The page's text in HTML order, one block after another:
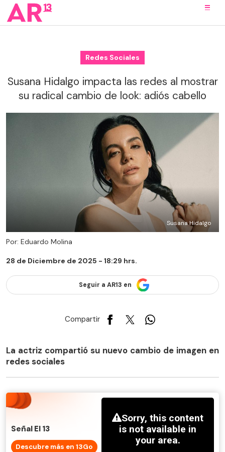
Redes Sociales
Susana Hidalgo impacta las redes al mostrar
su radical cambio de look: adiós cabello
Susana Hidalgo
Por: Eduardo Molina
28 de Diciembre de 2025 - 18:29 hrs.
Seguir a AR13 en
Compartir
La actriz compartió su nuevo cambio de imagen en
redes sociales
Señal El 13
Descubre más en 13Go